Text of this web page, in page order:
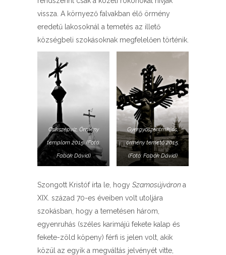
vissza. A környező falvakban élő örmény
eredetű lakosoknál a temetés az illető
községbeli szokásoknak megfelelően történik.
Csíkszépvíz, Örmény
templom 2015. (Fotó:
Fabók Dávid)
Gyergyószentmiklós,
örmény temető 2015.
(Fotó: Fabók Dávid)
Szongott Kristóf írta le, hogy Szamosújváron a
XIX. század 70-es éveiben volt utoljára
szokásban, hogy a temetésen három,
egyenruhás (széles karimájú fekete kalap és
fekete-zöld köpeny) férfi is jelen volt, akik
közül az egyik a megváltás jelvényét vitte,